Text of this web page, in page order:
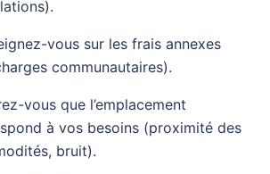
vous sur les frais annexes
communautaires).
vous que l’emplacement
à vos besoins (proximité des
bruit).